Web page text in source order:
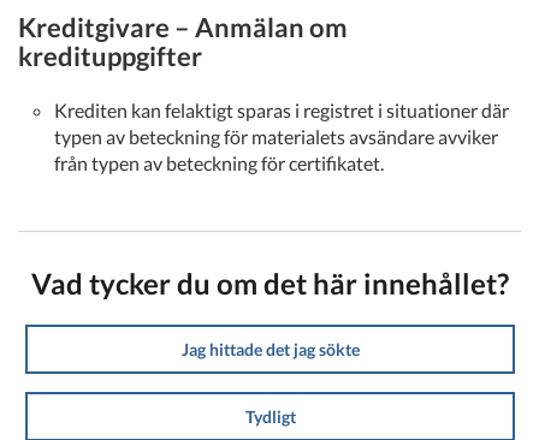
Kreditgivare – Anmälan om
kredituppgifter
Krediten kan felaktigt sparas i registret i situationer där
typen av beteckning för materialets avsändare avviker
från typen av beteckning för certifikatet.
Vad tycker du om det här innehållet?
Jag hittade det jag sökte
Tydligt